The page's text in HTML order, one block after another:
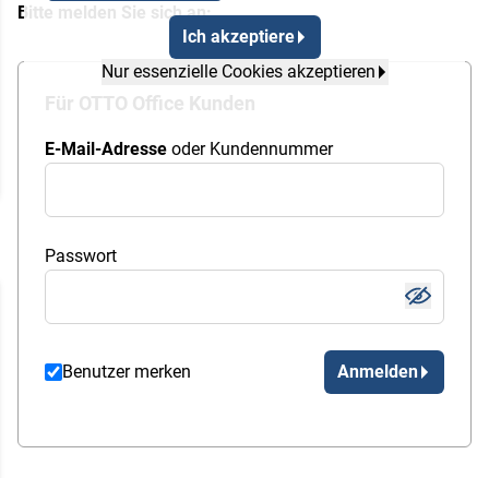
Ich akzeptiere
Nur essenzielle Cookies akzeptieren
Bitte melden Sie sich an:
Für OTTO Office Kunden
E-Mail-Adresse oder Kundennummer
Passwort
Benutzer merken Anmelden